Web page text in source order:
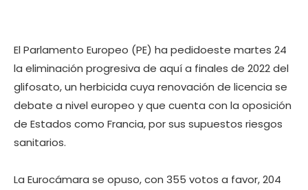
El Parlamento Europeo (PE) ha pedidoeste martes 24
la eliminación progresiva de aquí a finales de 2022 del
glifosato, un herbicida cuya renovación de licencia se
debate a nivel europeo y que cuenta con la oposición
de Estados como Francia, por sus supuestos riesgos
sanitarios.
La Eurocámara se opuso, con 355 votos a favor, 204